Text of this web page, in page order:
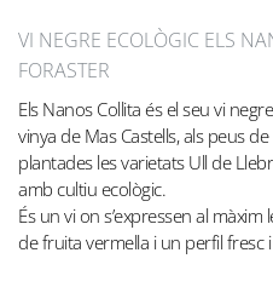
VI NEGRE ECOLÒGIC ELS
FORASTER
Els Nanos Collita és el seu vi
vinya de Mas Castells, als peus
plantades les varietats Ull de
amb cultiu ecològic.
És un vi on s’expressen al
de fruita vermella i un perfil fresc